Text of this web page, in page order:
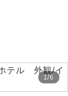
1/6
す。
コースです。
のみとな
ード決済を
もちまし